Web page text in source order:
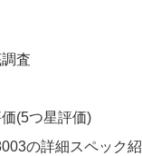
査
(5つ星評価)
の詳細スペック